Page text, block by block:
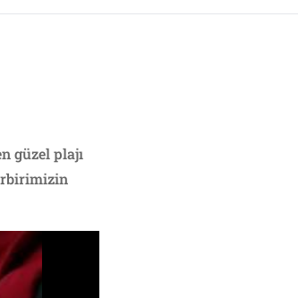
güzel plajı